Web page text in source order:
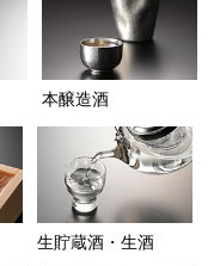
本醸造酒
生貯蔵酒・生酒